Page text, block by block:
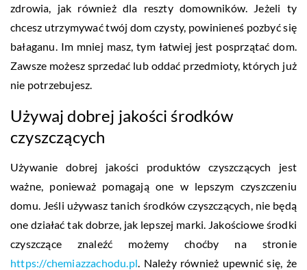
zdrowia, jak również dla reszty domowników. Jeżeli ty
chcesz utrzymywać twój dom czysty, powinieneś pozbyć się
bałaganu. Im mniej masz, tym łatwiej jest posprzątać dom.
Zawsze możesz sprzedać lub oddać przedmioty, których już
nie potrzebujesz.
Używaj dobrej jakości środków
czyszczących
Używanie dobrej jakości produktów czyszczących jest
ważne, ponieważ pomagają one w lepszym czyszczeniu
domu. Jeśli używasz tanich środków czyszczących, nie będą
one działać tak dobrze, jak lepszej marki. Jakościowe środki
czyszczące znaleźć możemy choćby na stronie
https://chemiazzachodu.pl . Należy również upewnić się, że